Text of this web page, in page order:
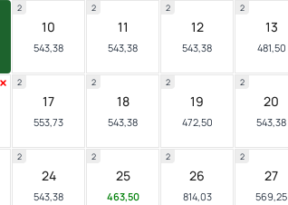
10
543,38
2
11
543,38
2
12
543,38
2
13
481,50
2
17
553,73
2
18
543,38
2
19
472,50
2
20
543,38
2
24
543,38
2
25
463,50
2
26
814,03
2
27
569,25
2